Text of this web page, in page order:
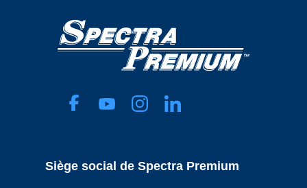
Siège social de Spectra Premium